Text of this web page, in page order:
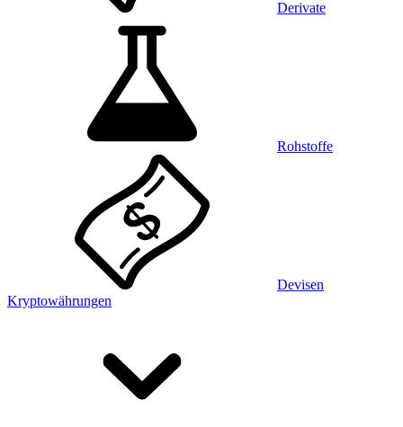
Derivate
Rohstoffe
Devisen
Kryptowährungen